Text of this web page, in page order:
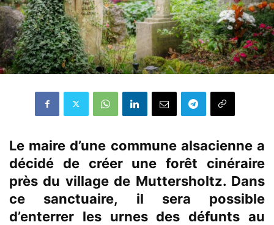
Le maire d’une commune alsacienne a
décidé de créer une forêt cinéraire
près du village de Muttersholtz. Dans
ce sanctuaire, il sera possible
d’enterrer les urnes des défunts au